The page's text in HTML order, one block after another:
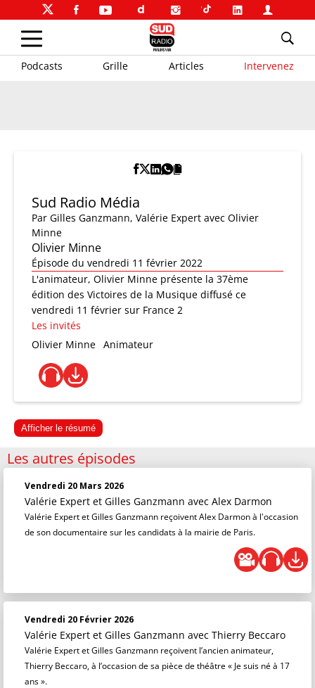
Podcasts Grille Articles Intervenez
Sud Radio Média
Par Gilles Ganzmann, Valérie Expert avec Olivier
Minne
Olivier Minne
Épisode du vendredi 11 février 2022
L'animateur, Olivier Minne présente la 37ème
édition des Victoires de la Musique diffusé ce
vendredi 11 février sur France 2
Les invités
Olivier Minne Animateur
Afficher le résumé
Les autres épisodes
Vendredi 20 Mars 2026
Valérie Expert et Gilles Ganzmann avec Alex Darmon
Valérie Expert et Gilles Ganzmann reçoivent Alex Darmon à l'occasion
de son documentaire sur les candidats à la mairie de Paris.
Vendredi 20 Février 2026
Valérie Expert et Gilles Ganzmann avec Thierry Beccaro
Valérie Expert et Gilles Ganzmann reçoivent l’ancien animateur,
Thierry Beccaro, à l’occasion de sa pièce de théâtre « Je suis né à 17
ans ».